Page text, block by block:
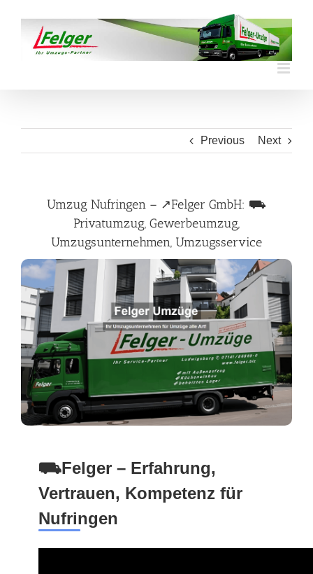
content
Previous Next
Umzug Nufringen – ↗️Felger GmbH: ⛟
Privatumzug, Gewerbeumzug,
Umzugsunternehmen, Umzugsservice
⛟Felger – Erfahrung,
Vertrauen, Kompetenz für
Nufringen